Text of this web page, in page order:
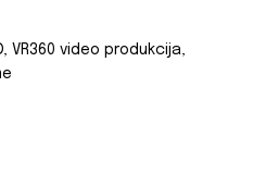
VR360 video produkcija,